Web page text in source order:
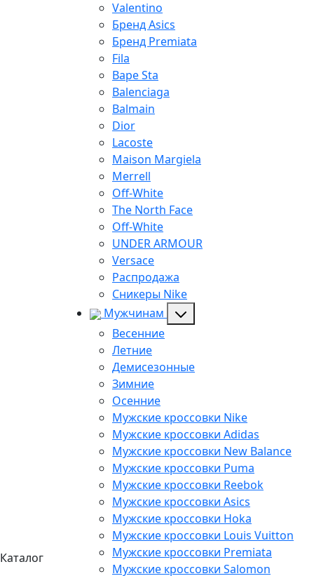
Каталог
Valentino
Бренд Asics
Бренд Premiata
Fila
Bape Sta
Balenciaga
Balmain
Dior
Lacoste
Maison Margiela
Merrell
Off-White
The North Face
Off-White
UNDER ARMOUR
Versace
Распродажа
Сникеры Nike
Мужчинам
Весенние
Летние
Демисезонные
Зимние
Осенние
Мужские кроссовки Nike
Мужские кроссовки Adidas
Мужские кроссовки New Balance
Мужские кроссовки Puma
Мужские кроссовки Reebok
Мужские кроссовки Asics
Мужские кроссовки Hoka
Мужские кроссовки Louis Vuitton
Мужские кроссовки Premiata
Мужские кроссовки Salomon